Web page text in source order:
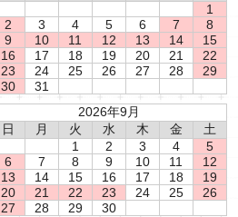
1
2
3 4 5 6 7
8
9
10 11 12 13 14
15
16
17 18 19 20 21
22
23
24 25 26 27 28
29
30
31
2026年9月
日
月 火 水 木 金
土
1
2 3 4
5
6
7 8 9 10 11
12
13
14 15 16 17 18
19
20
21 22 23 24 25
26
27
28 29 30